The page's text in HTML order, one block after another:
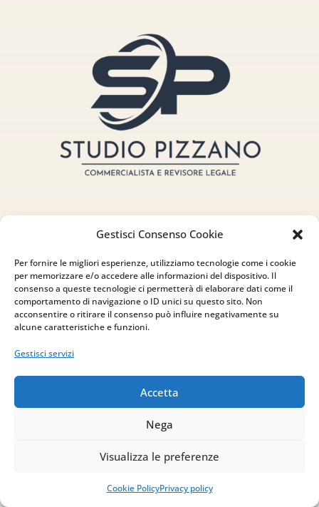
Gestisci Consenso Cookie
Per fornire le migliori esperienze, utilizziamo tecnologie come i cookie
per memorizzare e/o accedere alle informazioni del dispositivo. Il
consenso a queste tecnologie ci permetterà di elaborare dati come il
comportamento di navigazione o ID unici su questo sito. Non
acconsentire o ritirare il consenso può influire negativamente su
alcune caratteristiche e funzioni.
Gestisci servizi
Accetta
Nega
Visualizza le preferenze
Cookie PolicyPrivacy policy
Indirizzo
via Sant’Alessio, 5
83030 Venticano (AV)
Email
info@studiopizzano.it
ISCRIVITI ALLA